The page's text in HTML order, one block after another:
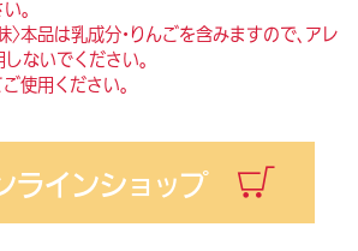
。
〉本品は乳成分・りんごを含みますので、アレ
ないでください。
使用ください。
ラインショップ